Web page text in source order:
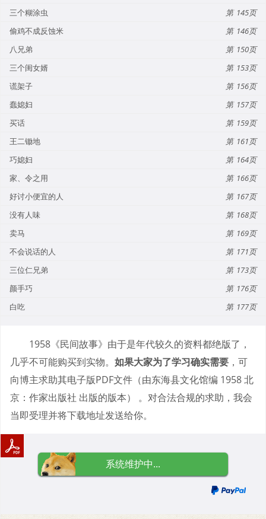
三个糊涂虫
145
偷鸡不成反蚀米
146
八兄弟
150
三个闺女婿
153
谎架子
156
蠢媳妇
157
买话
159
王二锄地
161
巧媳妇
164
家、令之用
166
好讨小便宜的人
167
没有人味
168
卖马
169
不会说话的人
171
三位仁兄弟
173
颜手巧
176
白吃
177
1958《民间故事》由于是年代较久的资料都绝版了，
几乎不可能购买到实物。 如果大家为了学习确实需要 ，可
向博主求助其电子版PDF文件（由东海县文化馆编 1958 北
京：作家出版社 出版的版本） 。对合法合规的求助，我会
当即受理并将下载地址发送给你。
系统维护中...